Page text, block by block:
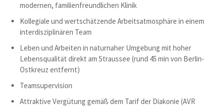
modernen, familienfreundlichen Klinik
Kollegiale und wertschätzende Arbeitsatmosphäre in einem
interdisziplinären Team
Leben und Arbeiten in naturnaher Umgebung mit hoher
Lebensqualität direkt am Straussee (rund 45 min von Berlin-
Ostkreuz entfernt)
Teamsupervision
Attraktive Vergütung gemäß dem Tarif der Diakonie (AVR